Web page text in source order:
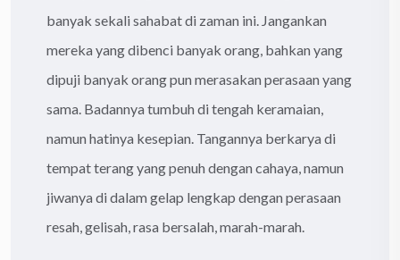
banyak sekali sahabat di zaman ini. Jangankan
mereka yang dibenci banyak orang, bahkan yang
dipuji banyak orang pun merasakan perasaan yang
sama. Badannya tumbuh di tengah keramaian,
namun hatinya kesepian. Tangannya berkarya di
tempat terang yang penuh dengan cahaya, namun
jiwanya di dalam gelap lengkap dengan perasaan
resah, gelisah, rasa bersalah, marah-marah.